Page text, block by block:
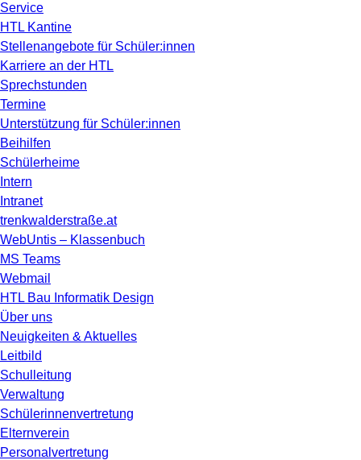
Service
HTL Kantine
Stellenangebote für Schüler:innen
Karriere an der HTL
Sprechstunden
Termine
Unterstützung für Schüler:innen
Beihilfen
Schülerheime
Intern
Intranet
trenkwalderstraße.at
WebUntis – Klassenbuch
MS Teams
Webmail
HTL Bau Informatik Design
Über uns
Neuigkeiten & Aktuelles
Leitbild
Schulleitung
Verwaltung
Schülerinnenvertretung
Elternverein
Personalvertretung